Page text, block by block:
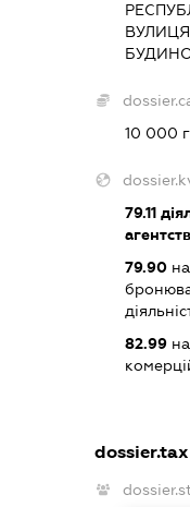
10 000
79.11
агентств
79.90
82.99
dossier.tax